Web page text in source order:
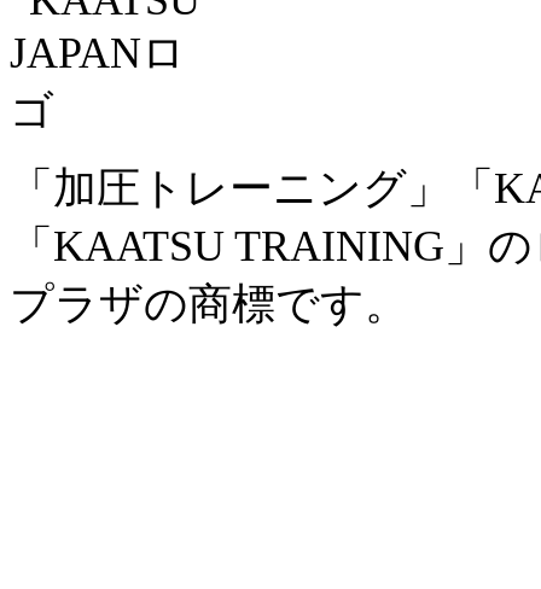
「加圧トレーニング」「
「KAATSU TRAINING」
プラザの商標です。